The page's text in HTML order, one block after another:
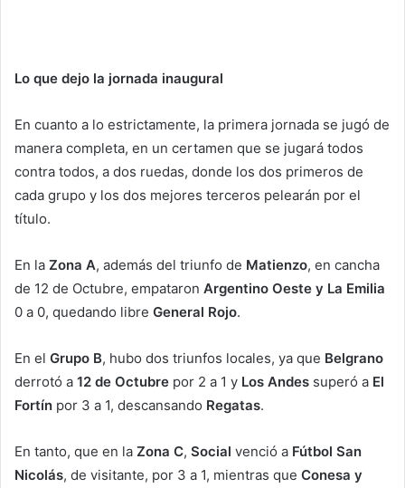
Lo que dejo la jornada inaugural
En cuanto a lo estrictamente, la primera jornada se jugó de
manera completa, en un certamen que se jugará todos
contra todos, a dos ruedas, donde los dos primeros de
cada grupo y los dos mejores terceros pelearán por el
título.
En la Zona A, además del triunfo de Matienzo, en cancha
de 12 de Octubre, empataron Argentino Oeste y La Emilia
0 a 0, quedando libre General Rojo.
En el Grupo B, hubo dos triunfos locales, ya que Belgrano
derrotó a 12 de Octubre por 2 a 1 y Los Andes superó a El
Fortín por 3 a 1, descansando Regatas.
En tanto, que en la Zona C, Social venció a Fútbol San
Nicolás, de visitante, por 3 a 1, mientras que Conesa y